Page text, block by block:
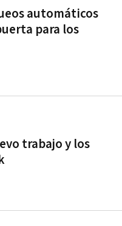
automáticos
para los
trabajo y los